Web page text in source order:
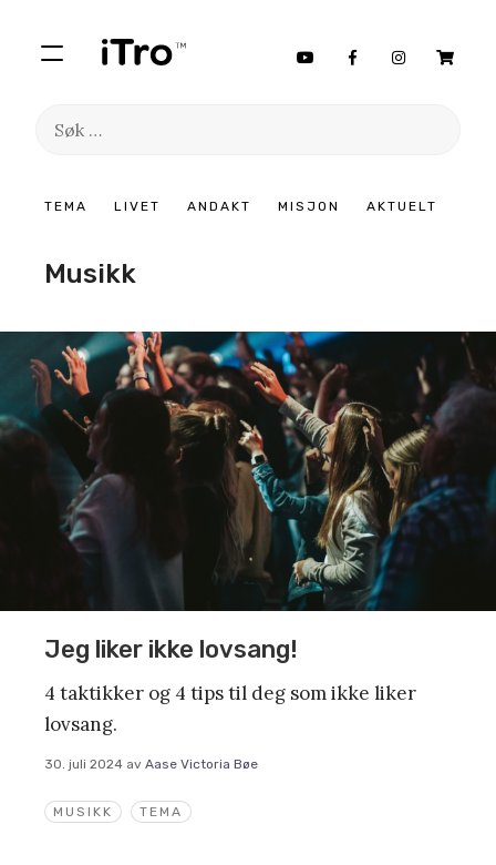
TEMA LIVET ANDAKT MISJON AKTUELT
Søk
Musikk
MUSIKK TEMA
Jeg liker ikke lovsang!
4 taktikker og 4 tips til deg som ikke liker
lovsang.
30. juli 2024 av Aase Victoria Bøe